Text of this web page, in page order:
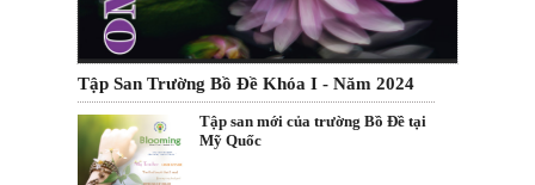
Tập San Trường Bồ Đề Khóa I - Năm 2024
Tập san mới của trường Bồ Đề tại
Mỹ Quốc